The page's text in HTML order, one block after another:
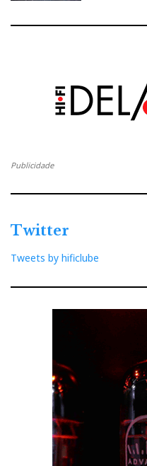
Publicidade
Twitter
Tweets by hificlube